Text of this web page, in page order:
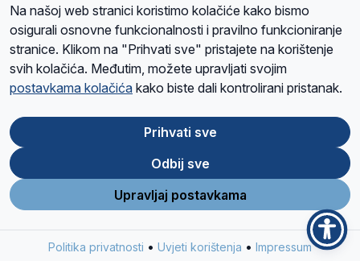
kojima je i hrvatska Udruga Radio Marija.
O namaRadio ProgramVolonteriPrijateljiKontaktPravila privatnosti
Ova stranica je zaštićena Google reCAPTCHA sustavom
Store
Google
Play
Na našoj web stranici koristimo kolačiće kako bismo
osigurali osnovne funkcionalnosti i pravilno funkcioniranje
stranice. Klikom na "Prihvati sve" pristajete na korištenje
svih kolačića. Međutim, možete upravljati svojim
postavkama kolačića kako biste dali kontrolirani pristanak.
Prihvati sve
Odbij sve
Upravljaj postavkama
Politika privatnosti • Uvjeti korištenja • Impressum